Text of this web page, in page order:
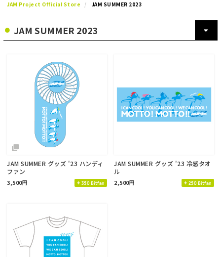
JAM Project Official Store JAM SUMMER 2023
JAM SUMMER グッズ '23 ハンディ
ファン
3,500円 350 Bitfan
JAM SUMMER グッズ '23 冷感タオ
ル
2,500円 250 Bitfan